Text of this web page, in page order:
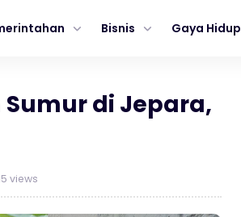
Bisnis Gaya Hidup
di Jepara,
views